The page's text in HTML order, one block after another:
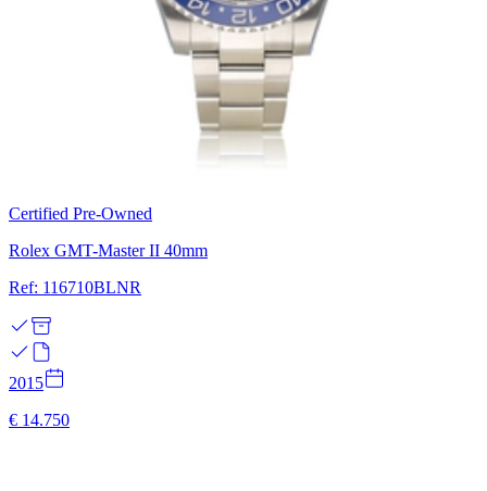
Certified Pre-Owned
Rolex GMT-Master II 40mm
Ref: 116710BLNR
2015
€ 14.750